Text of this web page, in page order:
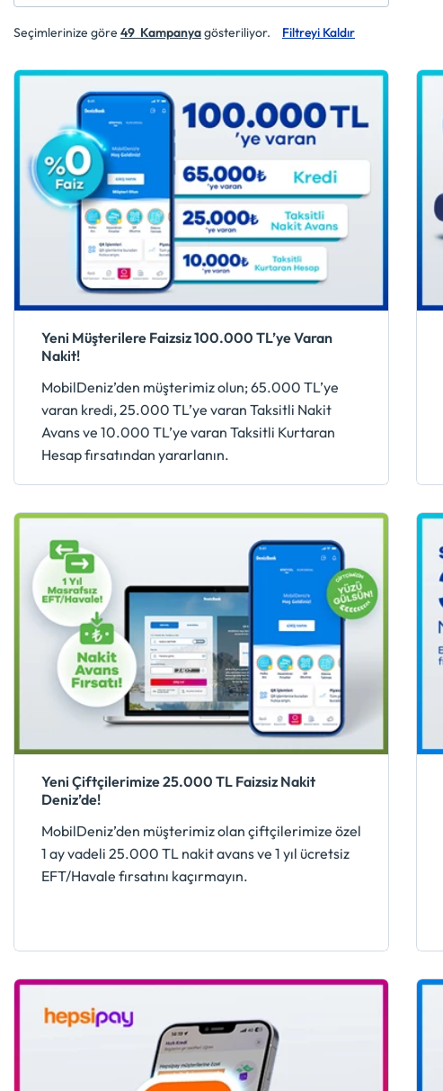
Seçimlerinize göre 49 Kampanyagösteriliyor. Filtreyi Kaldır
Yeni Müşterilere Faizsiz 100.000 TL’ye Varan
Nakit!
MobilDeniz’den müşterimiz olun; 65.000 TL’ye
varan kredi, 25.000 TL’ye varan Taksitli Nakit
Avans ve 10.000 TL’ye varan Taksitli Kurtaran
Hesap fırsatından yararlanın.
Yeni Çiftçilerimize 25.000 TL Faizsiz Nakit
Deniz’de!
MobilDeniz’den müşterimiz olan çiftçilerimize özel
1 ay vadeli 25.000 TL nakit avans ve 1 yıl ücretsiz
EFT/Havale fırsatını kaçırmayın.